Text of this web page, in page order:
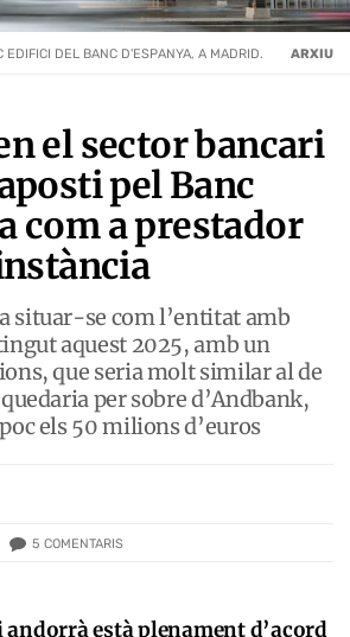
el sector bancari
pel Banc
com a prestador
situar-se com l’entitat amb
aquest 2025, amb un
que seria molt similar al de
per sobre d’Andbank,
els 50 milions d’euros
5 COMENTARIS
EDIFICI DEL BANC D'ESPANYA, A MADRID. ARXIU
està plenament d’acord